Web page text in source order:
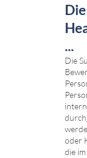
...
Die
oder
die